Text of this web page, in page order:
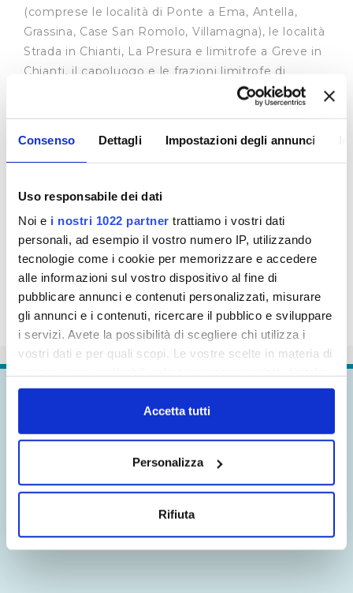
Consenso Dettagli Impostazioni degli annunci
Uso responsabile dei dati
Noi e i nostri 1022 partner trattiamo i vostri dati
personali, ad esempio il vostro numero IP, utilizzando
tecnologie come i cookie per memorizzare e accedere
alle informazioni sul vostro dispositivo al fine di
pubblicare annunci e contenuti personalizzati, misurare
gli annunci e i contenuti, ricercare il pubblico e sviluppare
i servizi. Avete la possibilità di scegliere chi utilizza i
vostri dati e per quali scopi. Le vostre scelte in materia di
in cui avete effettuato le vostre scelte. È possibile
modificare o revocare il proprio consenso in qualsiasi
momento dalla Dichiarazione sui cookie o facendo clic
Con il tuo consenso, vorremmo anche:
raccogliere informazioni sulla tua posizione
Accetta tutti
Personalizza
Rifiuta
(comprese le località di Ponte a Ema, Antella,
Grassina, Case San Romolo, Villamagna), le località
Strada in Chianti, La Presura e limitrofe a Greve in
Chianti, il capoluogo e le frazioni limitrofe di
Impruneta. In caso di condizioni meteo avverse
l’intervento potrà essere spostato al primo giorno
Publiacqua si scusa con i cittadini per il disagio che